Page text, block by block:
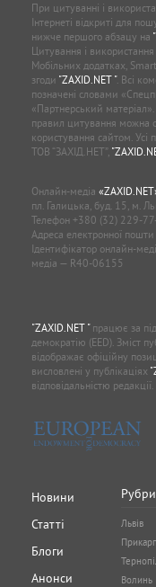
При цитуванні і
Інтернеті відкриті для
нижче першого абзацу на
Цитування і
Мобільних додатках,
згоди "ZAXID.NET ". Всі
позначені словами
«Партнерський
правил цитування можна
користування сайтом.
ТОВ “ЗАХІД.НЕТ”,
Онлайн-медіа
пл. Галицька, буд. 15, м.
Телефон +380 (32) 229-
Адреса електронної
Ідентифікатор онлайн-
медіа — R40-06155
"ZAXID.NET "працює за
демократію (EED). Зміст
відображає офіційну
висловлені у публікаціях
відповідальністю редакції.
Новини
Статті
Блоги
Анонси
Львів
Волинь